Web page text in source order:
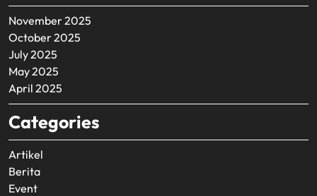
November 2025
October 2025
July 2025
May 2025
April 2025
Categories
Artikel
Berita
Event